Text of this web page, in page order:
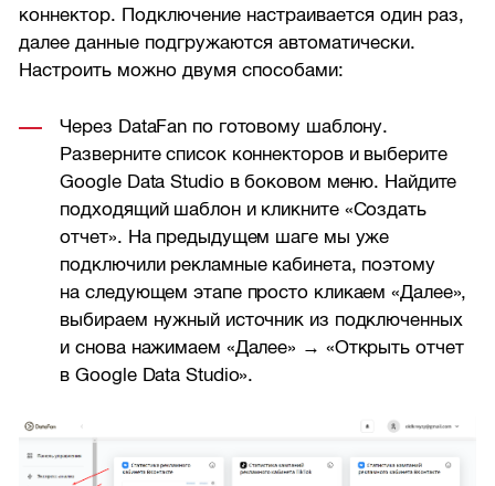
коннектор. Подключение настраивается один раз,
далее данные подгружаются автоматически.
Настроить можно двумя способами:
Через DataFan по готовому шаблону.
Разверните список коннекторов и выберите
Google Data Studio в боковом меню. Найдите
подходящий шаблон и кликните «Создать
отчет». На предыдущем шаге мы уже
подключили рекламные кабинета, поэтому
на следующем этапе просто кликаем «Далее»,
выбираем нужный источник из подключенных
и снова нажимаем «Далее» → «Открыть отчет
в Google Data Studio».